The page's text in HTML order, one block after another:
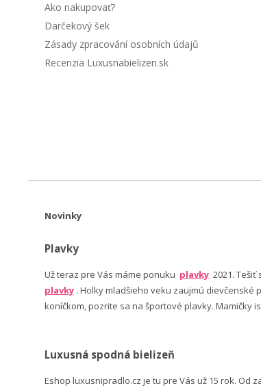
Ako nakupovať?
Darčekový šek
Zásady zpracování osobních údajů
Recenzia Luxusnabielizen.sk
Novinky
Plavky
Už teraz pre Vás máme ponuku plavky 2021. Tešiť
plavky . Holky mladšieho veku zaujmú dievčenské
koníčkom, pozrite sa na športové plavky. Mamičky
Luxusná spodná bielizeň
Eshop luxusnipradlo.cz je tu pre Vás už 15 rok. Od